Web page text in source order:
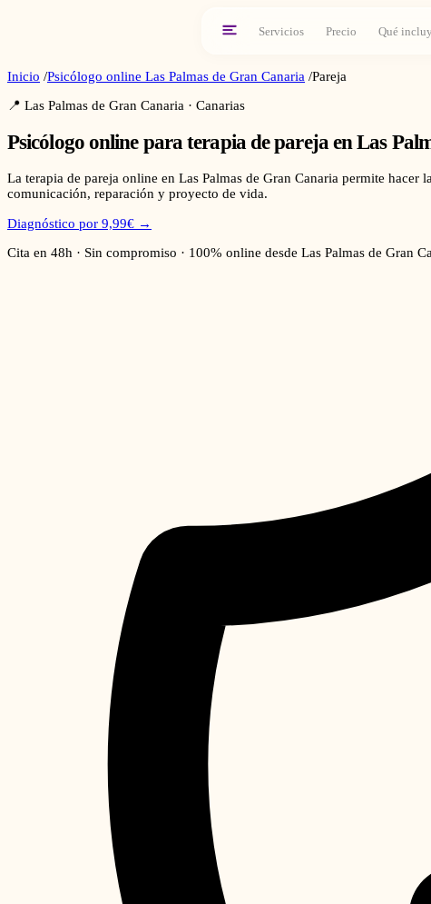
Servicios Precio Qué
Inicio /Psicólogo online Las Palmas de Gran Canaria /Pareja
📍 Las Palmas de Gran Canaria · Canarias
Psicólogo online paraterapia de parejaenLas
La terapia de pareja online en Las Palmas de Gran Canaria permite
comunicación, reparación y proyecto de vida.
Diagnóstico por 9,99€ →
Cita en 48h · Sin compromiso · 100% online desde Las Palmas de Gran